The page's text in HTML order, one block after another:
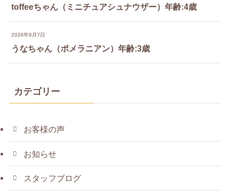
toffeeちゃん（ミニチュアシュナウザー）年齢:4歳
2026年8月7日
うなちゃん（ポメラニアン）年齢:3歳
カテゴリー
お客様の声
お知らせ
スタッフブログ